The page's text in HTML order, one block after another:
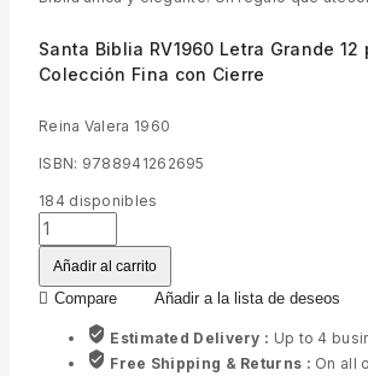
Santa Biblia RV1960 Letra Grande 12
Colección Fina con Cierre
Reina Valera 1960
ISBN: 9788941262695
184 disponibles
Añadir al carrito
Compare Añadir a la lista de deseos
Estimated Delivery : Up to 4
Free Shipping & Returns : On all